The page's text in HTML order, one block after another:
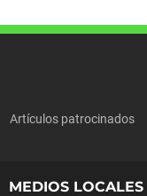
Artículos patrocinados
MEDIOS LOCALES